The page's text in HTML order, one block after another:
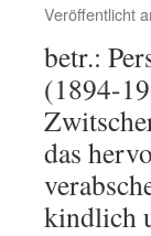
Veröffentlicht
betr.:
(1894-
das
kindlich